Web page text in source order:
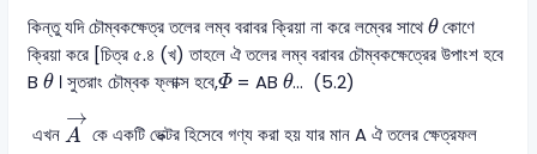
কিন্তু যদি চৌম্বকক্ষেত্র তলের লম্ব বরাবর ক্রিয়া না করে লম্বের সাথেθ
θকোণে
ক্রিয়া করে [চিত্র ৫.৪ (খ) তাহলে ঐ তলের লম্ব বরাবর চৌম্বকক্ষেত্রের উপাংশ হবে
Bθ
θ। সুতরাং চৌম্বক ফ্লাক্স হবে,Φ
Φ = ABθ
θ... (5.2)
এখন
→
A
A→
কে একটি ভেক্টর হিসেবে গণ্য করা হয় যার মান A ঐ তলের ক্ষেত্রফল